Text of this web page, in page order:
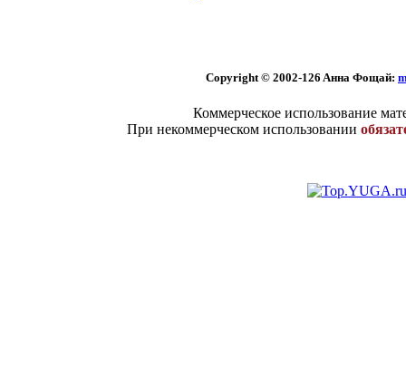
Copyright © 2002-126 Aннa Фoщaй:
Коммерческое использование
При некоммерческом использовании